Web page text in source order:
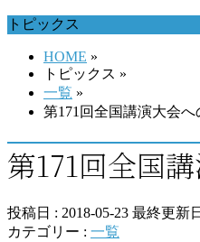
す
トピックス
HOME »
トピックス »
一覧 »
第171回全国講演大会へ
第171回全国
投稿日 : 2018-05-23 最終更新
カテゴリー : 一覧